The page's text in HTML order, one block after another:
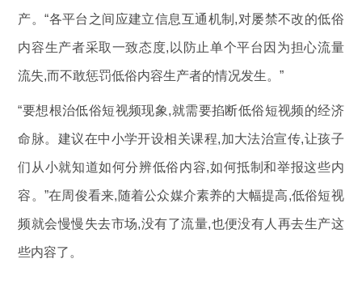
产。“各平台之间应建立信息互通机制,对屡禁不改的低俗
内容生产者采取一致态度,以防止单个平台因为担心流量
流失,而不敢惩罚低俗内容生产者的情况发生。”
“要想根治低俗短视频现象,就需要掐断低俗短视频的经济
命脉。建议在中小学开设相关课程,加大法治宣传,让孩子
们从小就知道如何分辨低俗内容,如何抵制和举报这些内
容。”在周俊看来,随着公众媒介素养的大幅提高,低俗短视
频就会慢慢失去市场,没有了流量,也便没有人再去生产这
些内容了。